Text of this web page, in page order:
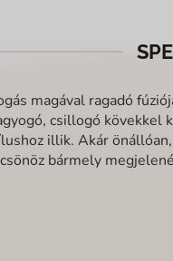
magával ragadó
csillogó
illik. Akár
bármely